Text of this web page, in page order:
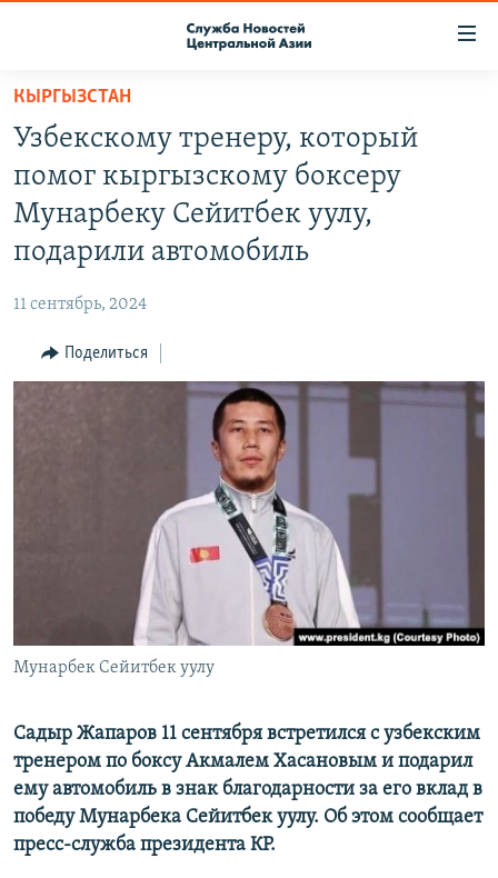
Вернуться
основному
содержанию
Вернутся
главной
Вернутся
поиску
О ПРОЕКТЕ
КОНТАКТЫ
МИГРАНТ МЕДИА
КЫРГЫЗСТАН
Узбекскому тренеру, который
помог кыргызскому боксеру
Мунарбеку Сейитбек уулу,
подарили автомобиль
11 сентябрь, 2024
Поделиться
Мунарбек Сейитбек уулу
Садыр Жапаров 11 сентября встретился с узбекским
тренером по боксу Акмалем Хасановым и подарил
ему автомобиль в знак благодарности за его вклад в
победу Мунарбека Сейитбек уулу. Об этом сообщает
пресс-служба президента КР.